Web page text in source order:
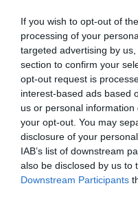
If you wish to opt-out of
processing of your
targeted advertising by
section to confirm your
opt-out request is
interest-based ads based
us or personal
your opt-out. You may
disclosure of your
IAB’s list of downstream
also be disclosed by us to
Downstream Participants